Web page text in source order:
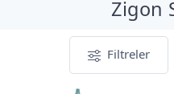
Zigon
Filtreler